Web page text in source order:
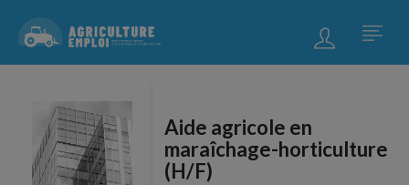
Aide agricole en
maraîchage-horticulture
(H/F)